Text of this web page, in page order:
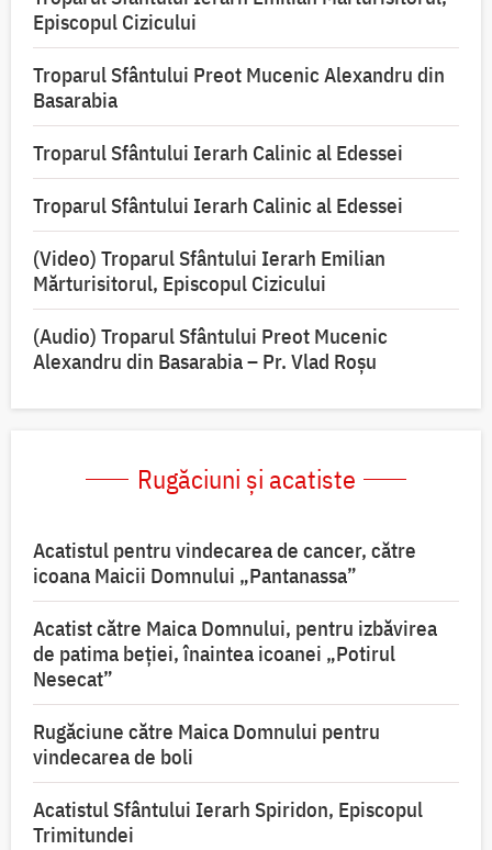
Episcopul Cizicului
Troparul Sfântului Preot Mucenic Alexandru din
Basarabia
Troparul Sfântului Ierarh Calinic al Edessei
Troparul Sfântului Ierarh Calinic al Edessei
(Video) Troparul Sfântului Ierarh Emilian
Mărturisitorul, Episcopul Cizicului
(Audio) Troparul Sfântului Preot Mucenic
Alexandru din Basarabia – Pr. Vlad Roșu
Rugăciuni și acatiste
Acatistul pentru vindecarea de cancer, către
icoana Maicii Domnului „Pantanassa”
Acatist către Maica Domnului, pentru izbăvirea
de patima beției, înaintea icoanei „Potirul
Nesecat”
Rugăciune către Maica Domnului pentru
vindecarea de boli
Acatistul Sfântului Ierarh Spiridon, Episcopul
Trimitundei